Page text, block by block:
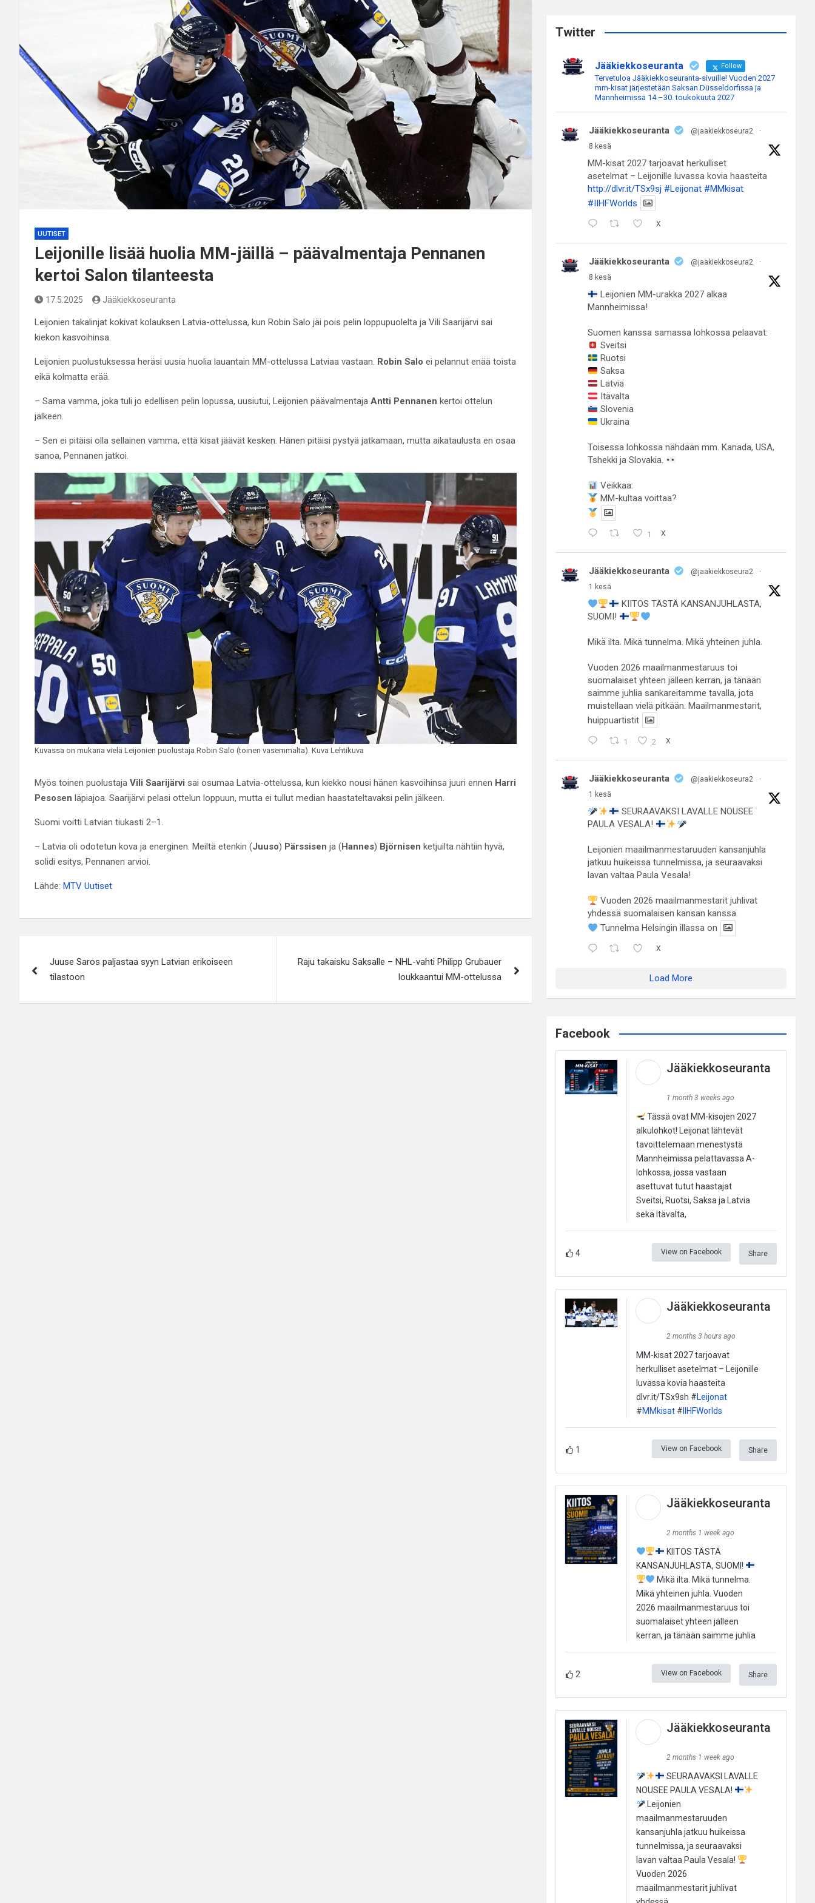
UUTISET
Leijonille lisää huolia MM-jäillä – päävalmentaja Pennanen
kertoi Salon tilanteesta
17.5.2025 Jääkiekkoseuranta
Leijonien takalinjat kokivat kolauksen Latvia-ottelussa, kun Robin Salo jäi pois pelin loppupuolelta ja Vili Saarijärvi sai
kiekon kasvoihinsa.
Leijonien puolustuksessa heräsi uusia huolia lauantain MM-ottelussa Latviaa vastaan. Robin Salo ei pelannut enää toista
eikä kolmatta erää.
– Sama vamma, joka tuli jo edellisen pelin lopussa, uusiutui, Leijonien päävalmentaja Antti Pennanen kertoi ottelun
jälkeen.
– Sen ei pitäisi olla sellainen vamma, että kisat jäävät kesken. Hänen pitäisi pystyä jatkamaan, mutta aikataulusta en osaa
sanoa, Pennanen jatkoi.
Kuvassa on mukana vielä Leijonien puolustaja Robin Salo (toinen vasemmalta). Kuva Lehtikuva
Myös toinen puolustaja Vili Saarijärvi sai osumaa Latvia-ottelussa, kun kiekko nousi hänen kasvoihinsa juuri ennen Harri
Pesosen läpiajoa. Saarijärvi pelasi ottelun loppuun, mutta ei tullut median haastateltavaksi pelin jälkeen.
Suomi voitti Latvian tiukasti 2–1.
– Latvia oli odotetun kova ja energinen. Meiltä etenkin (Juuso) Pärssisen ja (Hannes) Björnisen ketjuilta nähtiin hyvä,
solidi esitys, Pennanen arvioi.
Lähde: MTV Uutiset
selaus
Juuse Saros paljastaa syyn Latvian erikoiseen
tilastoon
Raju takaisku Saksalle – NHL-vahti Philipp Grubauer
loukkaantui MM-ottelussa
c
Twitter
Jääkiekkoseuranta Follow
Tervetuloa Jääkiekkoseuranta-sivuille! Vuoden 2027
mm-kisat järjestetään Saksan Düsseldorfissa ja
Mannheimissa 14.–30. toukokuuta 2027
Jääkiekkoseuranta @jaakiekkoseura2
·
8 kesä
MM-kisat 2027 tarjoavat herkulliset
asetelmat – Leijonille luvassa kovia haasteita
http://dlvr.it/TSx9sj #Leijonat #MMkisat
#IIHFWorlds
X
Jääkiekkoseuranta @jaakiekkoseura2
·
8 kesä
Leijonien MM-urakka 2027 alkaa
Mannheimissa!
Suomen kanssa samassa lohkossa pelaavat:
Sveitsi
Ruotsi
Saksa
Latvia
Itävalta
Slovenia
Ukraina
Toisessa lohkossa nähdään mm. Kanada, USA,
Tshekki ja Slovakia.
Veikkaa:
MM-kultaa voittaa?
1 X
Jääkiekkoseuranta @jaakiekkoseura2
·
1 kesä
KIITOS TÄSTÄ KANSANJUHLASTA,
SUOMI!
Mikä ilta. Mikä tunnelma. Mikä yhteinen juhla.
Vuoden 2026 maailmanmestaruus toi
suomalaiset yhteen jälleen kerran, ja tänään
saimme juhlia sankareitamme tavalla, jota
muistellaan vielä pitkään. Maailmanmestarit,
huippuartistit
1 2 X
Jääkiekkoseuranta @jaakiekkoseura2
·
1 kesä
SEURAAVAKSI LAVALLE NOUSEE
PAULA VESALA!
Leijonien maailmanmestaruuden kansanjuhla
jatkuu huikeissa tunnelmissa, ja seuraavaksi
lavan valtaa Paula Vesala!
Vuoden 2026 maailmanmestarit juhlivat
yhdessä suomalaisen kansan kanssa.
Tunnelma Helsingin illassa on
X
Load More
Facebook
Jääkiekkoseuranta
1 month 3 weeks ago
Tässä ovat MM-kisojen 2027
alkulohkot! Leijonat lähtevät
tavoittelemaan menestystä
Mannheimissa pelattavassa A-
lohkossa, jossa vastaan
asettuvat tutut haastajat
Sveitsi, Ruotsi, Saksa ja Latvia
sekä Itävalta,
4 View on Facebook Share
Jääkiekkoseuranta
2 months 3 hours ago
MM-kisat 2027 tarjoavat
herkulliset asetelmat – Leijonille
luvassa kovia haasteita
dlvr.it/TSx9sh #Leijonat
#MMkisat#IIHFWorlds
1 View on Facebook Share
Jääkiekkoseuranta
2 months 1 week ago
KIITOS TÄSTÄ
KANSANJUHLASTA, SUOMI!
Mikä ilta. Mikä tunnelma.
Mikä yhteinen juhla. Vuoden
2026 maailmanmestaruus toi
suomalaiset yhteen jälleen
kerran, ja tänään saimme juhlia
2 View on Facebook Share
Jääkiekkoseuranta
2 months 1 week ago
SEURAAVAKSI LAVALLE
NOUSEE PAULA VESALA!
Leijonien
maailmanmestaruuden
kansanjuhla jatkuu huikeissa
tunnelmissa, ja seuraavaksi
lavan valtaa Paula Vesala!
Vuoden 2026
maailmanmestarit juhlivat